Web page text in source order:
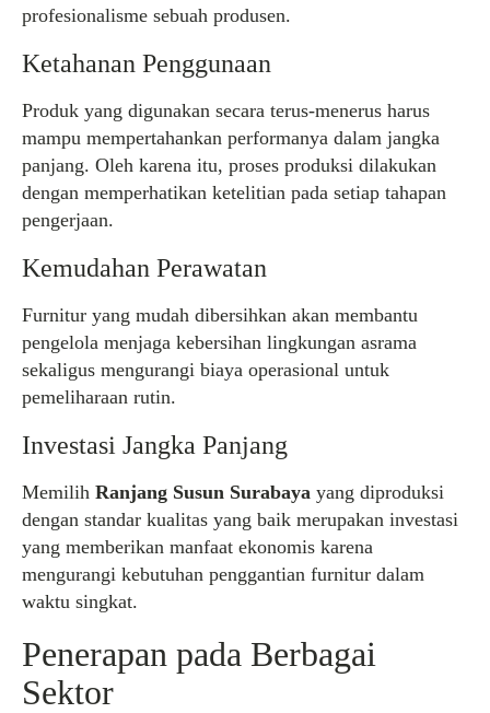
profesionalisme sebuah produsen.
Ketahanan Penggunaan
Produk yang digunakan secara terus-menerus harus
mampu mempertahankan performanya dalam jangka
panjang. Oleh karena itu, proses produksi dilakukan
dengan memperhatikan ketelitian pada setiap tahapan
pengerjaan.
Kemudahan Perawatan
Furnitur yang mudah dibersihkan akan membantu
pengelola menjaga kebersihan lingkungan asrama
sekaligus mengurangi biaya operasional untuk
pemeliharaan rutin.
Investasi Jangka Panjang
Memilih Ranjang Susun Surabaya yang diproduksi
dengan standar kualitas yang baik merupakan investasi
yang memberikan manfaat ekonomis karena
mengurangi kebutuhan penggantian furnitur dalam
waktu singkat.
Penerapan pada Berbagai
Sektor